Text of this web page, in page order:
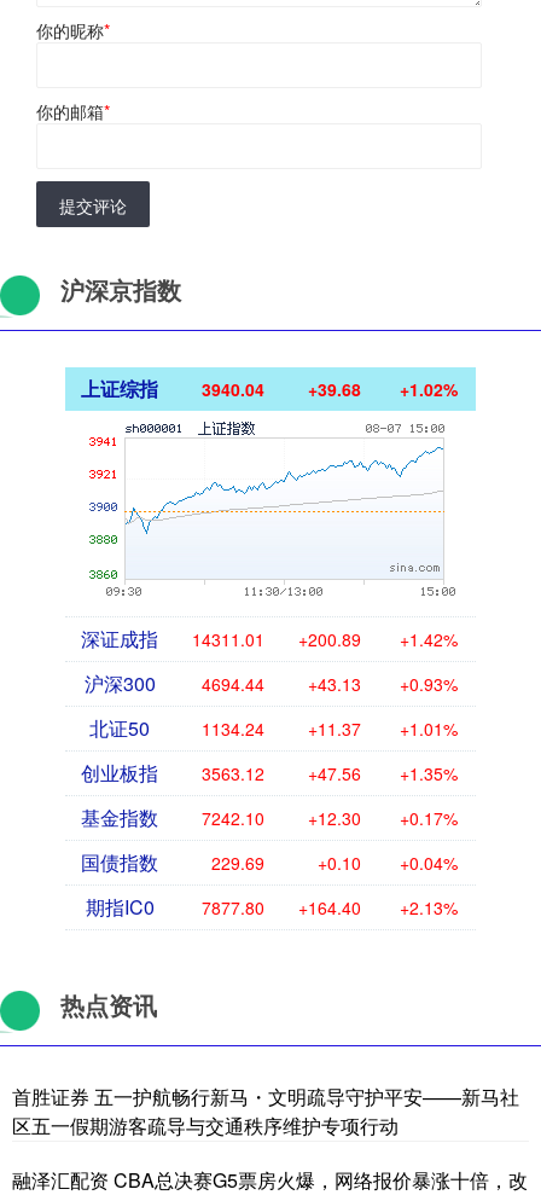
你的昵称*
你的邮箱*
提交评论
沪深京指数
上证综指 3940.04 +39.68 +1.02%
深证成指 14311.01 +200.89 +1.42%
沪深300 4694.44 +43.13 +0.93%
北证50 1134.24 +11.37 +1.01%
创业板指 3563.12 +47.56 +1.35%
基金指数 7242.10 +12.30 +0.17%
国债指数 229.69 +0.10 +0.04%
期指IC0 7877.80 +164.40 +2.13%
热点资讯
首胜证券 五一护航畅行新马・文明疏导守护平安——新马社
区五一假期游客疏导与交通秩序维护专项行动
融泽汇配资 CBA总决赛G5票房火爆，网络报价暴涨十倍，改